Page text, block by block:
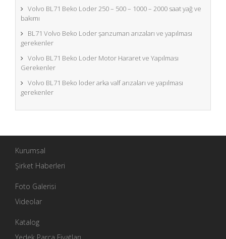
Volvo BL71 Beko Loder 250 – 500 – 1000 – 2000 saat yağ ve
bakımı
BL71 Volvo Beko Loder şanzuman arızaları ve yapılması
gerekenler
Volvo BL71 Beko Loder Motor Hararet ve Yapılması
Gerekenler
Volvo BL71 Beko loder arka valf arızaları ve yapılması
gerekenler
Kurumsal
Şirket Haberleri
Foto Galerisi
Videolar
Katalog
Yedek Parça Fiyatları